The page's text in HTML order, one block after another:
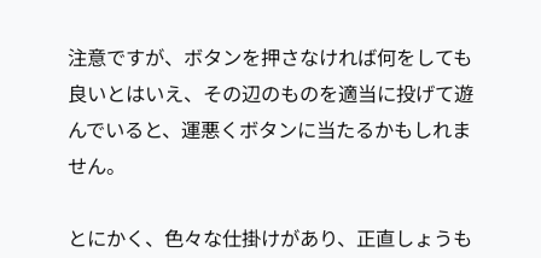
注意ですが、ボタンを押さなければ何をしても
良いとはいえ、その辺のものを適当に投げて遊
んでいると、運悪くボタンに当たるかもしれま
せん。
とにかく、色々な仕掛けがあり、正直しょうも